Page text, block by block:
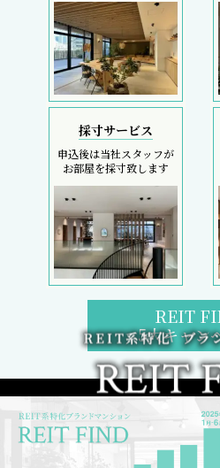
採寸サービス
申込後は当社スタッフが
お部屋を採寸致します
REIT
5大キャン